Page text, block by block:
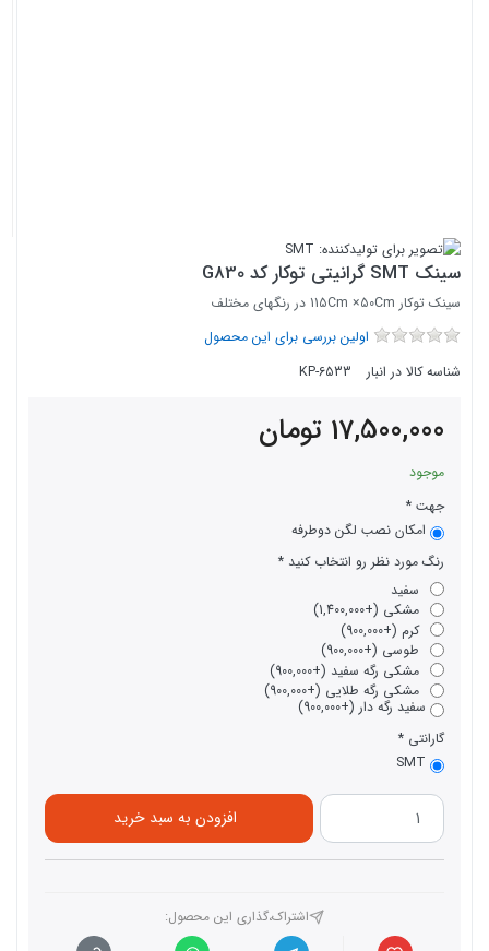
سینک SMT گرانیتی توکار کد G830
سینک توکار 115Cm ×50Cm در رنگهای مختلف
اولین بررسی برای این محصول
شناسه کالا در انبار
KP-6533
17,500,000 تومان
موجود
جهت
امکان نصب لگن دوطرفه
رنگ مورد نظر رو انتخاب کنید
سفید
مشکی (+1,400,000)
کرم (+900,000)
طوسی (+900,000)
مشکی رگه سفید (+900,000)
مشکی رگه طلایی (+900,000)
سفید رگه دار (+900,000)
گارانتی
SMT
افزودن به سبد خرید
اشتراک،گذاری این محصول‌: